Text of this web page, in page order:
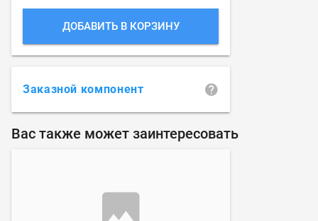
ДОБАВИТЬ В КОРЗИНУ
Заказной компонент
Вас также может заинтересовать